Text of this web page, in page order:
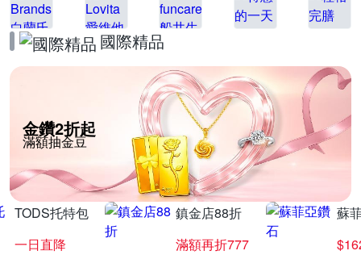
國際精品
金鑽2折起
滿額抽金豆
TODS托特包
一日直降
鎮金店88折
滿額再折777
蘇